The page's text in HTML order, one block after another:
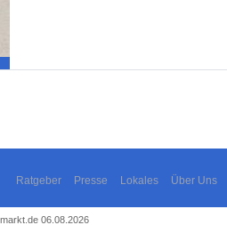
Ratgeber Presse Lokales Über Uns
06.08.2026